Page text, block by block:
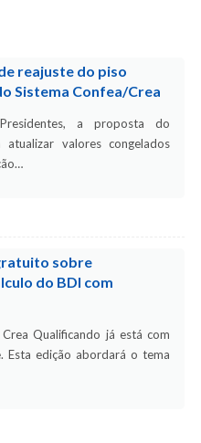
reajuste do piso
Sistema Confea/Crea
a proposta do
valores congelados
sobre
do BDI com
Qualificando já está com
Esta edição abordará o tema